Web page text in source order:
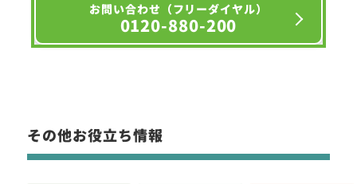
お問い合わせ（フリーダイヤル）
0120-880-200
その他お役立ち情報